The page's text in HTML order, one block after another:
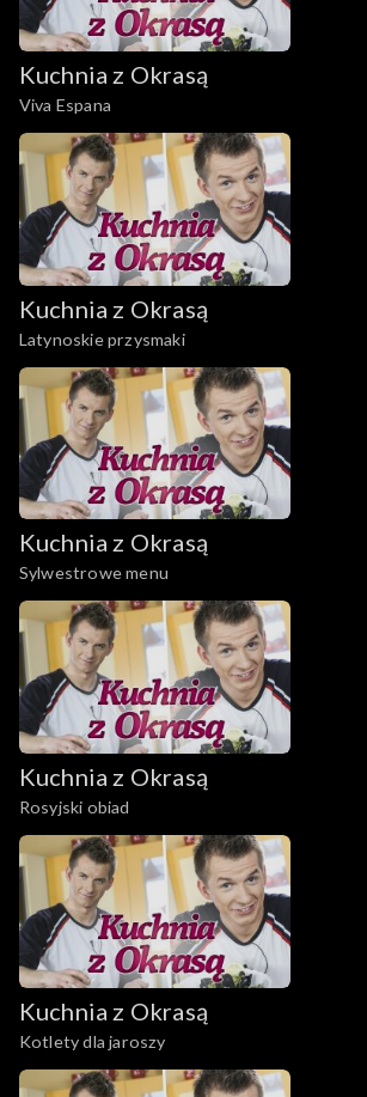
Kuchnia z Okrasą
Viva Espana
Kuchnia z Okrasą
Latynoskie przysmaki
Kuchnia z Okrasą
Sylwestrowe menu
Kuchnia z Okrasą
Rosyjski obiad
Kuchnia z Okrasą
Kotlety dla jaroszy